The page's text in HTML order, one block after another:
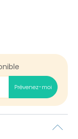
Prévenez-moi